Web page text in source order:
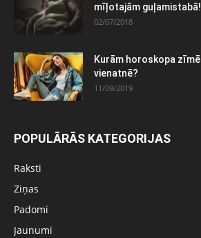
mīļotajām guļamistabā!
02/07/2018
Kurām horoskopa
vienatnē?
11/09/2019
POPULĀRĀS KATEGORIJAS
Raksti
Ziņas
Padomi
Jaunumi